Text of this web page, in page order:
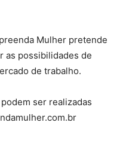
Mulher pretende
as possibilidades de
de trabalho.
ser realizadas